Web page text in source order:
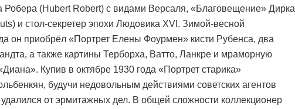
(Hubert Robert) с видами Версаля, «Благовещение» Дирка
и стол-секретер эпохи Людовика XVI. Зимой-весной
он приобрёл «Портрет Елены Фоурмен» кисти Рубенса, два
а также картины Терборха, Ватто, Ланкре и мраморную
Купив в октябре 1930 года «Портрет старика»
будучи недовольным действиями советских агентов
от эрмитажных дел. В общей сложности коллекционер